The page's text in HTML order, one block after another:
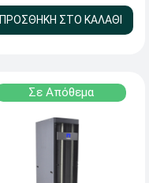
ΠΡΟΣΘΗΚΗ ΣΤΟ ΚΑΛΑΘΙ
Σε Απόθεμα